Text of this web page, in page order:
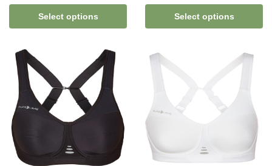
Select options Select options